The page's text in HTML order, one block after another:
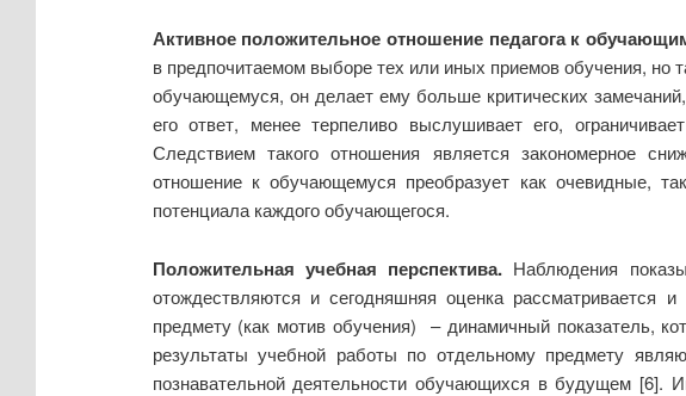
Активное положительное отношение педагога к
в предпочитаемом выборе тех или иных приемов обучения, но
обучающемуся, он делает ему больше критических
его ответ, менее терпеливо выслушивает его,
Следствием такого отношения является закономерное
отношение к обучающемуся преобразует как очевидные,
потенциала каждого обучающегося.
Положительная учебная перспектива. Наблюдения
отождествляются и сегодняшняя оценка рассматривается
предмету (как мотив обучения) – динамичный показатель,
результаты учебной работы по отдельному предмету
познавательной деятельности обучающихся в будущем